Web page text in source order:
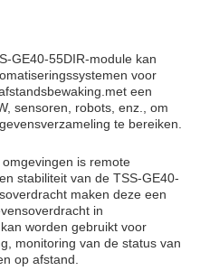
GE40-55DIR-module kan
voor
een
sensoren, robots, enz., om
te bereiken.
is remote
stabiliteit van de TSS-GE40-
maken deze een
in
worden gebruikt voor
monitoring van de status van
op afstand.